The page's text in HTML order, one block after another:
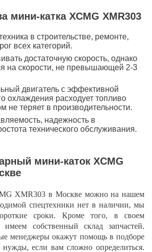
мини-катка XCMG XMR303
в строительстве, ремонте,
всех категорий.
достаточную скорость, однако
на скорости, не превышающей 2-3
двигатель с эффективной
охлаждения расходует топливо
не теряет в производительности.
надежность в
технического обслуживания.
мини-каток XCMG
XMR303 в Москве можно на нашем
спецтехники нет в наличии, мы
сроки. Кроме того, в своем
собственный склад запчастей.
менеджеры окажут помощь в подборе
если вам сложно определиться.